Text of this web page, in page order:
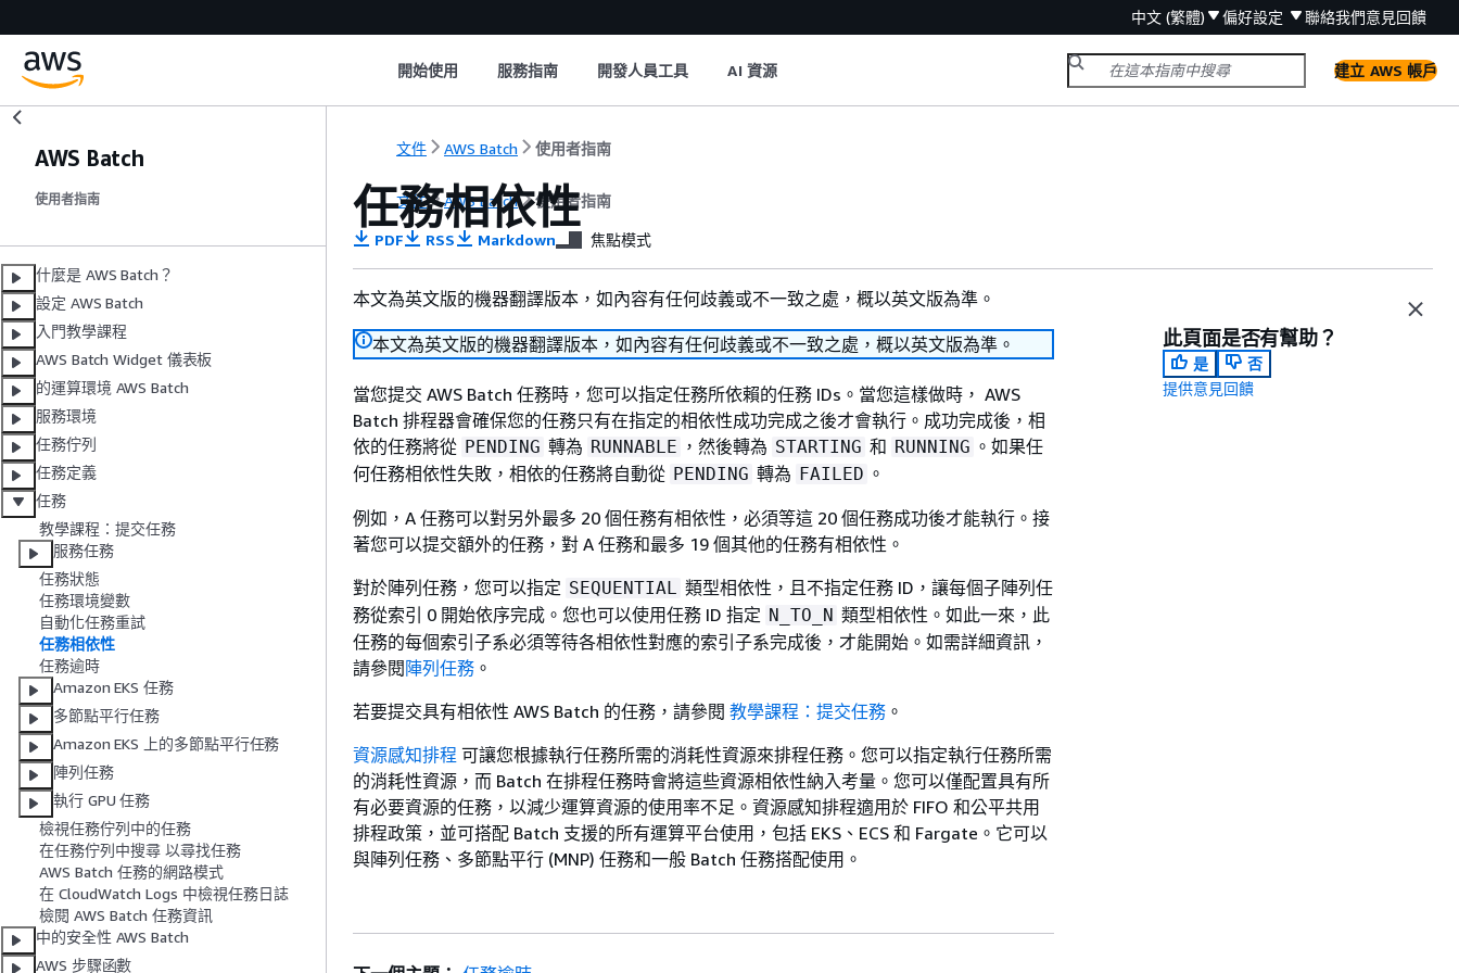
中文 (繁體) 偏好設定 聯絡我們意見回饋
開始使用 服務指南 開發人員工具 AI 資源 建立 AWS 帳戶
AWS Batch
使用者指南
什麼是 AWS Batch？
設定 AWS Batch
入門教學課程
AWS Batch Widget 儀表板
的運算環境 AWS Batch
服務環境
任務佇列
任務定義
任務
教學課程：提交任務
服務任務
任務狀態
任務環境變數
自動化任務重試
任務相依性
任務逾時
Amazon EKS 任務
多節點平行任務
Amazon EKS 上的多節點平行任務
陣列任務
執行 GPU 任務
檢視任務佇列中的任務
在任務佇列中搜尋 以尋找任務
AWS Batch 任務的網路模式
在 CloudWatch Logs 中檢視任務日誌
檢閱 AWS Batch 任務資訊
中的安全性 AWS Batch
AWS 步驟函數
文件 AWS Batch 使用者指南
文件 AWS Batch 使用者指南
任務相依性
PDF RSS Markdown 焦點模式
本文為英文版的機器翻譯版本，如內容有任何歧義或不一致之處，概以英文版為準。
本文為英文版的機器翻譯版本，如內容有任何歧義或不一致之處，概以英文版為準。
當您提交 AWS Batch 任務時，您可以指定任務所依賴的任務 IDs。當您這樣做時， AWS
Batch 排程器會確保您的任務只有在指定的相依性成功完成之後才會執行。成功完成後，相
依的任務將從 PENDING 轉為 RUNNABLE ，然後轉為 STARTING 和 RUNNING 。如果任
何任務相依性失敗，相依的任務將自動從 PENDING 轉為 FAILED 。
例如，A 任務可以對另外最多 20 個任務有相依性，必須等這 20 個任務成功後才能執行。接
著您可以提交額外的任務，對 A 任務和最多 19 個其他的任務有相依性。
對於陣列任務，您可以指定 SEQUENTIAL 類型相依性，且不指定任務 ID，讓每個子陣列任
務從索引 0 開始依序完成。您也可以使用任務 ID 指定 N_TO_N 類型相依性。如此一來，此
任務的每個索引子系必須等待各相依性對應的索引子系完成後，才能開始。如需詳細資訊，
請參閱 陣列任務 。
若要提交具有相依性 AWS Batch 的任務，請參閱 教學課程：提交任務 。
資源感知排程 可讓您根據執行任務所需的消耗性資源來排程任務。您可以指定執行任務所需
的消耗性資源，而 Batch 在排程任務時會將這些資源相依性納入考量。您可以僅配置具有所
有必要資源的任務，以減少運算資源的使用率不足。資源感知排程適用於 FIFO 和公平共用
排程政策，並可搭配 Batch 支援的所有運算平台使用，包括 EKS、ECS 和 Fargate。它可以
與陣列任務、多節點平行 (MNP) 任務和一般 Batch 任務搭配使用。
此頁面是否有幫助？
是
否
提供意見回饋